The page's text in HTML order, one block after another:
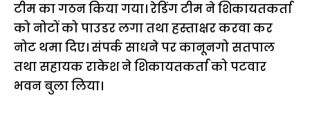
टीम का गठन किया गया। रेडिंग टीम ने शिकायतकर्ता
को नोटों को पाउडर लगा तथा हस्ताक्षर करवा कर
नोट थमा दिए। संपर्क साधने पर कानूनगो सतपाल
तथा सहायक राकेश ने शिकायतकर्ता को पटवार
भवन बुला लिया।